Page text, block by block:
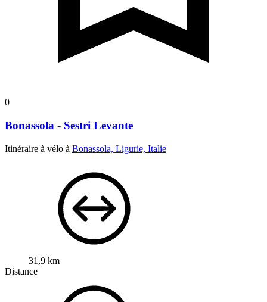
0
Bonassola - Sestri Levante
Itinéraire à vélo à Bonassola, Ligurie, Italie
31,9 km
Distance